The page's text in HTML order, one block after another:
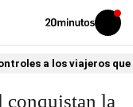
Volver
Iniciar
sesión
a los viajeros
conquistan la